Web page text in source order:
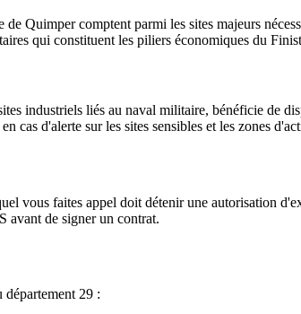
Quimper comptent parmi les sites majeurs
qui constituent les piliers économiques du
industriels liés au naval militaire, bénéficie
cas d'alerte sur les sites sensibles et les zones
vous faites appel doit détenir une autorisation
avant de signer un contrat.
29 :